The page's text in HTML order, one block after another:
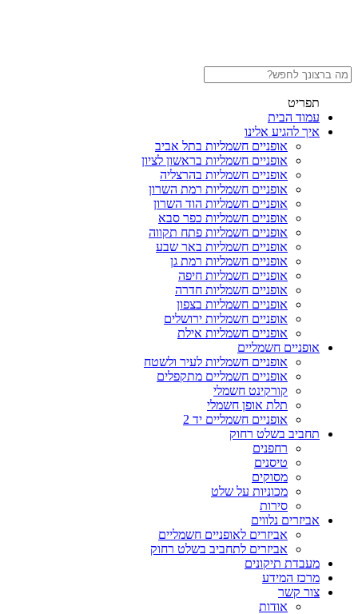
תפריט
עמוד הבית
איך להגיע אלינו
אופניים חשמליות בתל אביב
אופניים חשמליות בראשון לציון
אופניים חשמליות בהרצליה
אופניים חשמליות רמת השרון
אופניים חשמליות הוד השרון
אופניים חשמליות כפר סבא
אופניים חשמליות פתח תקווה
אופניים חשמליות באר שבע
אופניים חשמליות רמת גן
אופניים חשמליות חיפה
אופניים חשמליות חדרה
אופניים חשמליות בצפון
אופניים חשמליות ירושלים
אופניים חשמליות אילת
אופניים חשמליים
אופניים חשמליות לעיר ולשטח
אופניים חשמליים מתקפלים
קורקינט חשמלי
תלת אופן חשמלי
אופניים חשמליים יד 2
תחביב בשלט רחוק
רחפנים
טיסנים
מסוקים
מכוניות על שלט
סירות
אביזרים נלווים
אביזרים לאופניים חשמליים
אביזרים לתחביב בשלט רחוק
מעבדת תיקונים
מרכז המידע
צור קשר
אודות